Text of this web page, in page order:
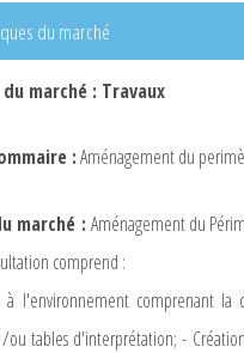
du marché
marché : Travaux
:Aménagement du
marché : Aménagement du
comprend :
à l'environnement comprenant
ou tables d'interprétation; -